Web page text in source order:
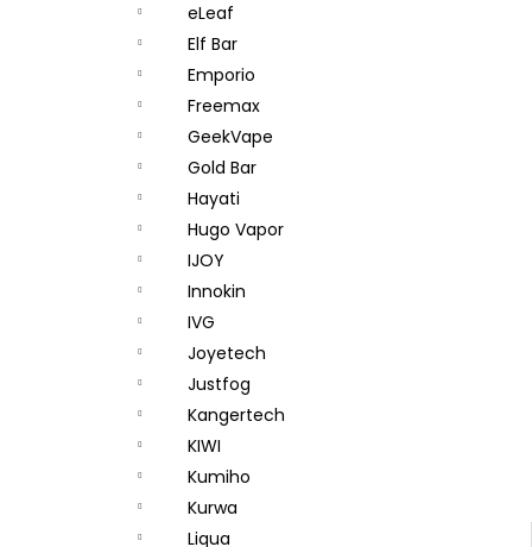
eLeaf
Elf Bar
Emporio
Freemax
GeekVape
Gold Bar
Hayati
Hugo Vapor
IJOY
Innokin
IVG
Joyetech
Justfog
Kangertech
KIWI
Kumiho
Kurwa
Liqua
DEKANG DESERT SHIP 10ML 18MG
155 Kč
Původně:195 Kč